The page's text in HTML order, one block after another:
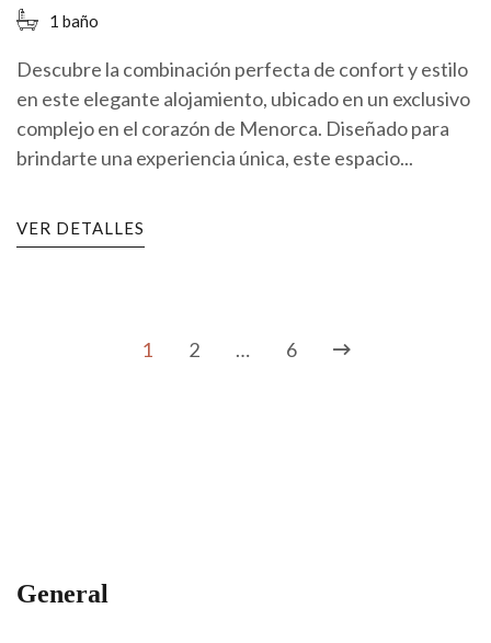
1 baño
Descubre la combinación perfecta de confort y estilo
en este elegante alojamiento, ubicado en un exclusivo
complejo en el corazón de Menorca. Diseñado para
brindarte una experiencia única, este espacio...
VER DETALLES
1 2 … 6
General